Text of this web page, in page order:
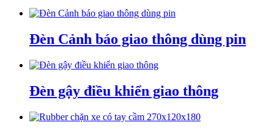
Đèn Cảnh báo giao thông dùng pin
Đèn gậy điều khiển giao thông